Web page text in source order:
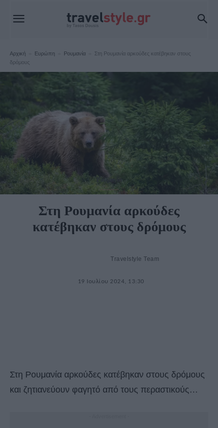
Αρχική Ευρώπη Ρουμανία
Στη Ρουμανία αρκούδες κατέβηκαν στους
δρόμους
Ρουμανία
Στη Ρουμανία αρκούδες
κατέβηκαν στους δρόμους
Travelstyle Team
19 Ιουλίου 2024, 13:30
Στη Ρουμανία αρκούδες κατέβηκαν στους δρόμους
και ζητιανεύουν φαγητό από τους περαστικούς…